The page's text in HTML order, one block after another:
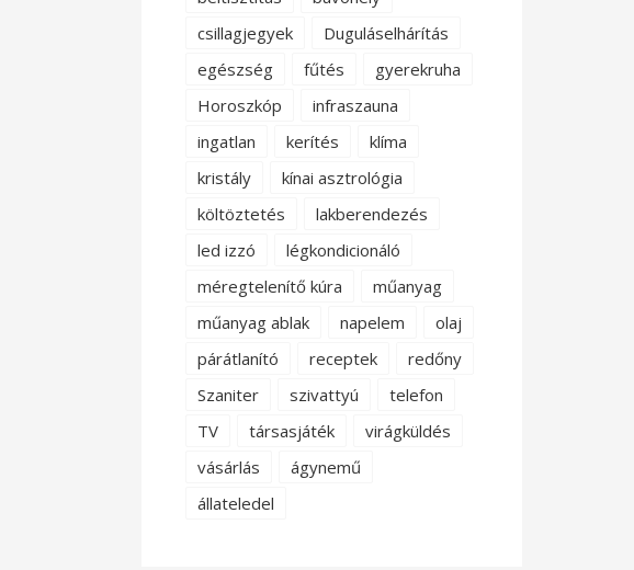
csillagjegyek
Duguláselhárítás
egészség
fűtés
gyerekruha
Horoszkóp
infraszauna
ingatlan
kerítés
klíma
kristály
kínai asztrológia
költöztetés
lakberendezés
led izzó
légkondicionáló
méregtelenítő kúra
műanyag
műanyag ablak
napelem
olaj
párátlanító
receptek
redőny
Szaniter
szivattyú
telefon
TV
társasjáték
virágküldés
vásárlás
ágynemű
állateledel